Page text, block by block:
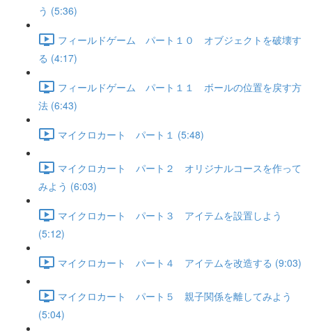
う (5:36)
フィールドゲーム パート１０ オブジェクトを破壊す
る (4:17)
フィールドゲーム パート１１ ボールの位置を戻す方
法 (6:43)
マイクロカート パート１ (5:48)
マイクロカート パート２ オリジナルコースを作って
みよう (6:03)
マイクロカート パート３ アイテムを設置しよう
(5:12)
マイクロカート パート４ アイテムを改造する (9:03)
マイクロカート パート５ 親子関係を離してみよう
(5:04)